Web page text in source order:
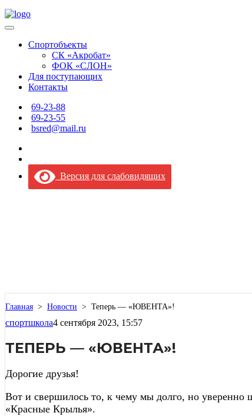
Спортобъекты
СК «Акробат»
ФОК «СЛОН»
Для поступающих
Контакты
69-23-88
69-23-55
bsred@mail.ru
Версия для слабовидящих
Главная > Новости > Теперь — «ЮВЕНТА»!
спортшкола4 сентября 2023, 15:57
ТЕПЕРЬ — «ЮВЕНТА»!
Дорогие друзья!
Вот и свершилось то, к чему мы долго, но
«Красные Крылья».